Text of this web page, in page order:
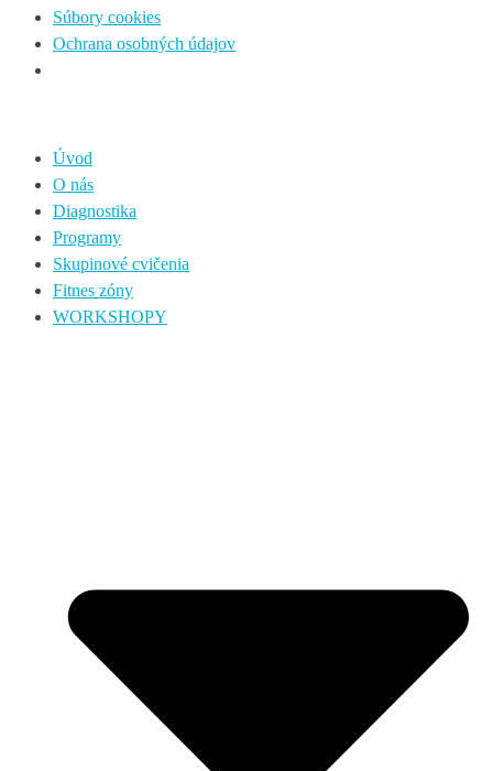
Súbory cookies
Ochrana osobných údajov
Úvod
O nás
Diagnostika
Programy
Skupinové cvičenia
Fitnes zóny
WORKSHOPY